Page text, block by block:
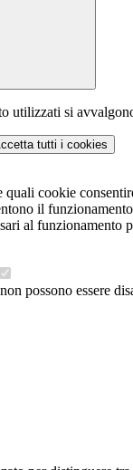
utilizzati si
tutti i cookies
quali cookie
il
al funzionamento
possono essere